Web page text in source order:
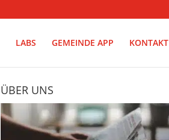
LABS GEMEINDE APP KONTAKT
ÜBER UNS